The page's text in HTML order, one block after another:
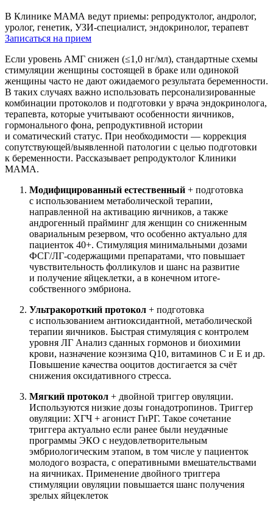
В Клинике МАМА ведут приемы: репродуктолог, андролог,
уролог, генетик, УЗИ-специалист, эндокринолог, терапевт
Записаться на прием
Если уровень АМГ снижен (≤1,0 нг/мл), стандартные схемы
стимуляции женщины состоящей в браке или одинокой
женщины часто не дают ожидаемого результата беременности.
В таких случаях важно использовать персонализированные
комбинации протоколов и подготовки у врача эндокринолога,
терапевта, которые учитывают особенности яичников,
гормонального фона, репродуктивной истории
и соматический статус. При необходимости — коррекция
сопутствующей/выявленной патологии с целью подготовки
к беременности. Рассказывает репродуктолог Клиники
МАМА.
Модифицированный естественный + подготовка
с использованием метаболической терапии,
направленной на активацию яичников, а также
андрогенный прайминг для женщин со сниженным
овариальным резервом, что особенно актуально для
пациенток 40+. Стимуляция минимальными дозами
ФСГ/ЛГ-содержащими препаратами, что повышает
чувствительность фолликулов и шанс на развитие
и получение яйцеклетки, а в конечном итоге-
собственного эмбриона.
Ультракороткий протокол + подготовка
с использованием антиоксидантной, метаболической
терапии яичников. Быстрая стимуляция с контролем
уровня ЛГ Анализ сданных гормонов и биохимии
крови, назначение коэнзима Q10, витаминов C и E и др.
Повышение качества ооцитов достигается за счёт
снижения оксидативного стресса.
Мягкий протокол + двойной триггер овуляции.
Используются низкие дозы гонадотропинов. Триггер
овуляции: ХГЧ + агонист ГнРГ. Такое сочетание
триггера актуально если ранее были неудачные
программы ЭКО с неудовлетворительным
эмбриологическим этапом, в том числе у пациенток
молодого возраста, с оперативными вмешательствами
на яичниках. Применение двойного триггера
стимуляции овуляции повышается шанс получения
зрелых яйцеклеток